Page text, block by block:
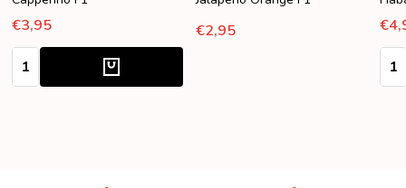
€3,95
Aantal:
€2,95